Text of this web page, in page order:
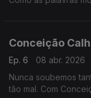
Conceição
Ep. 6
08 abr. 2026
Nunca soubemos
tão mal. Com